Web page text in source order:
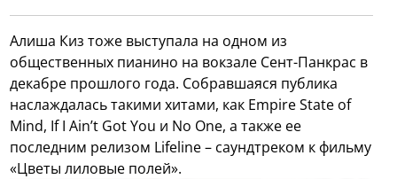
Алиша Киз тоже выступала на одном из
общественных пианино на вокзале Сент-Панкрас в
декабре прошлого года. Собравшаяся публика
наслаждалась такими хитами, как Empire State of
Mind, If I Ain’t Got You и No One, а также ее
последним релизом Lifeline – саундтреком к фильму
«Цветы лиловые полей».